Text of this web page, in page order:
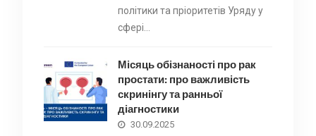
політики та пріоритетів Уряду у
сфері…
Місяць обізнаності про рак
простати: про важливість
скринінгу та ранньої
діагностики
30.09.2025